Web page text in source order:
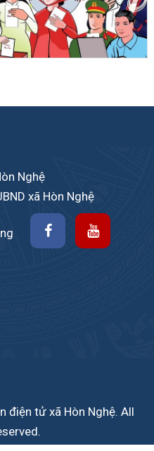
Nghệ
xã Hòn Nghệ
điện tử xã Hòn Nghệ. All